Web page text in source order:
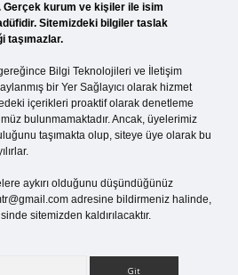
Gerçek kurum ve kişiler ile isim
Sitemizdeki bilgiler taslak
taşımazlar.
Bilgi Teknolojileri ve İletişim
bir Yer Sağlayıcı olarak hizmet
içerikleri proaktif olarak denetleme
bulunmamaktadır. Ancak, üyelerimiz
taşımakta olup, siteye üye olarak bu
aykırı olduğunu düşündüğünüz
adresine bildirmeniz halinde,
sitemizden kaldırılacaktır.